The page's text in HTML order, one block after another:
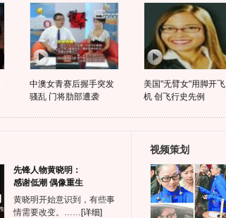
中澳女青赛后握手突发
骚乱 门将肋部遭袭
美国"无臂女"用脚开飞
机 创飞行史先例
先锋人物黄晓明：
感谢低潮 偶像重生
黄晓明开始意识到，有些事
情需要改变。…… [详细]
视频策划